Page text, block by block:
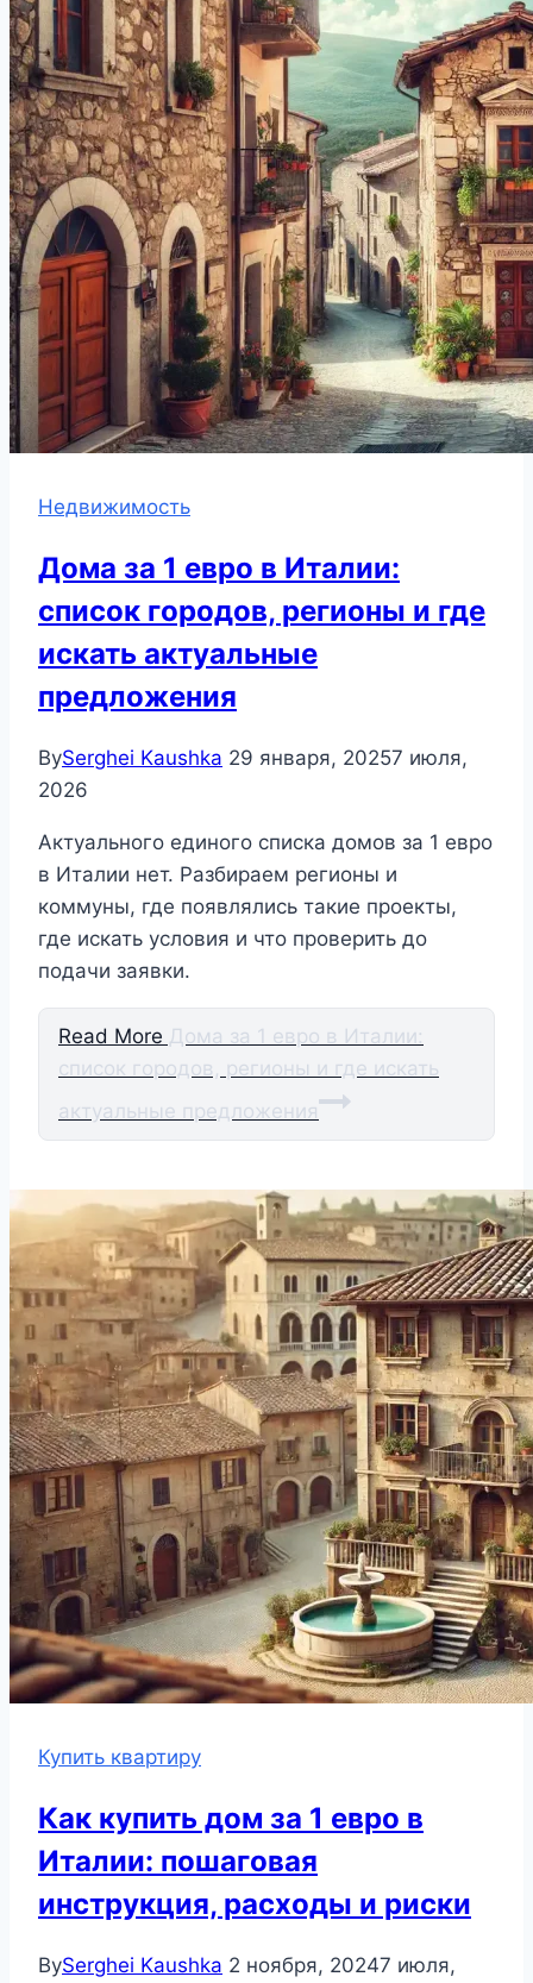
Недвижимость
Дома за 1 евро в Италии:
список городов, регионы и где
искать актуальные
предложения
BySerghei Kaushka 29 января, 20257 июля,
2026
Актуального единого списка домов за 1 евро
в Италии нет. Разбираем регионы и
коммуны, где появлялись такие проекты,
где искать условия и что проверить до
подачи заявки.
Read More Дома за 1 евро в Италии:
список городов, регионы и где искать
актуальные предложения
Купить квартиру
Как купить дом за 1 евро в
Италии: пошаговая
инструкция, расходы и риски
BySerghei Kaushka 2 ноября, 20247 июля,